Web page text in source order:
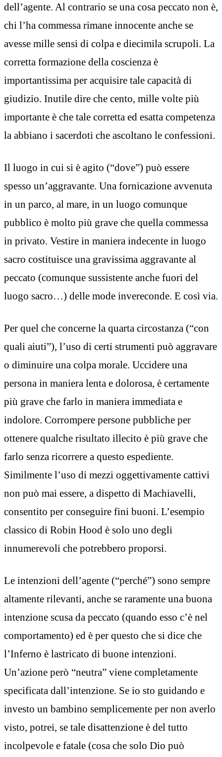
dell’agente. Al contrario se una cosa peccato non è,
chi l’ha commessa rimane innocente anche se
avesse mille sensi di colpa e diecimila scrupoli. La
corretta formazione della coscienza è
importantissima per acquisire tale capacità di
giudizio. Inutile dire che cento, mille volte più
importante è che tale corretta ed esatta competenza
la abbiano i sacerdoti che ascoltano le confessioni.
Il luogo in cui si è agito (“dove”) può essere
spesso un’aggravante. Una fornicazione avvenuta
in un parco, al mare, in un luogo comunque
pubblico è molto più grave che quella commessa
in privato. Vestire in maniera indecente in luogo
sacro costituisce una gravissima aggravante al
peccato (comunque sussistente anche fuori del
luogo sacro…) delle mode invereconde. E così via.
Per quel che concerne la quarta circostanza (“con
quali aiuti”), l’uso di certi strumenti può aggravare
o diminuire una colpa morale. Uccidere una
persona in maniera lenta e dolorosa, è certamente
più grave che farlo in maniera immediata e
indolore. Corrompere persone pubbliche per
ottenere qualche risultato illecito è più grave che
farlo senza ricorrere a questo espediente.
Similmente l’uso di mezzi oggettivamente cattivi
non può mai essere, a dispetto di Machiavelli,
consentito per conseguire fini buoni. L’esempio
classico di Robin Hood è solo uno degli
innumerevoli che potrebbero proporsi.
Le intenzioni dell’agente (“perché”) sono sempre
altamente rilevanti, anche se raramente una buona
intenzione scusa da peccato (quando esso c’è nel
comportamento) ed è per questo che si dice che
l’Inferno è lastricato di buone intenzioni.
Un’azione però “neutra” viene completamente
specificata dall’intenzione. Se io sto guidando e
investo un bambino semplicemente per non averlo
visto, potrei, se tale disattenzione è del tutto
incolpevole e fatale (cosa che solo Dio può